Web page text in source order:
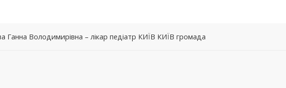
Ганна Володимирівна – лікар педіатр КИЇВ КИЇВ громада